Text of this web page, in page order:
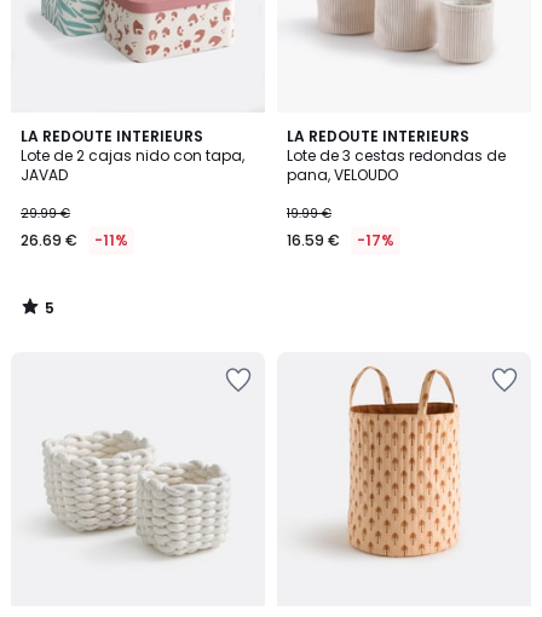
LA REDOUTE INTERIEURS
Lote de 2 cajas nido con tapa,
JAVAD
29.99 €
26.69 € -11%
5
/
5
5
/
LA REDOUTE INTERIEURS
Lote de 3 cestas redondas de
pana, VELOUDO
19.99 €
16.59 € -17%